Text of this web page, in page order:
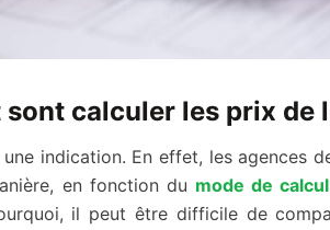
sont calculer les prix de
indication. En effet, les agences
en fonction du mode de
il peut être difficile de